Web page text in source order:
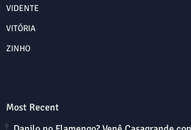
VIDENTE
VITÓRIA
ZINHO
Most Recent